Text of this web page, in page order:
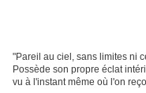
"Pareil au ciel, sans limites ni
Possède son propre éclat
vu à l'instant même où l'on